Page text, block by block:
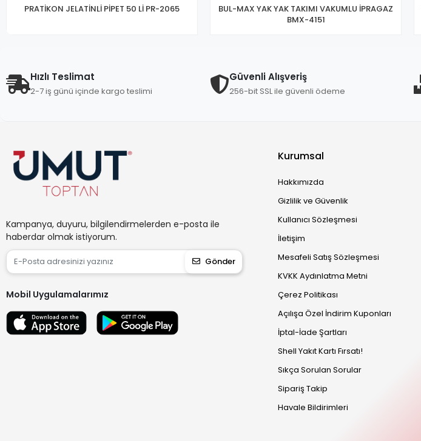
PRATİKON JELATİNLİ PİPET 50 Lİ PR-2065
BUL-MAX YAK YAK TAKIMI VAKUMLU İPRAGAZ
BMX-4151
Hızlı Teslimat
2-7 iş günü içinde kargo teslimi
Güvenli Alışveriş
256-bit SSL ile güvenli ödeme
Kampanya, duyuru, bilgilendirmelerden e-posta ile
haberdar olmak istiyorum.
Gönder
Mobil Uygulamalarımız
Kurumsal
Hakkımızda
Gizlilik ve Güvenlik
Kullanıcı Sözleşmesi
İletişim
Mesafeli Satış Sözleşmesi
KVKK Aydınlatma Metni
Çerez Politikası
Açılışa Özel İndirim Kuponları
İptal-İade Şartları
Shell Yakıt Kartı Fırsatı!
Sıkça Sorulan Sorular
Sipariş Takip
Havale Bildirimleri